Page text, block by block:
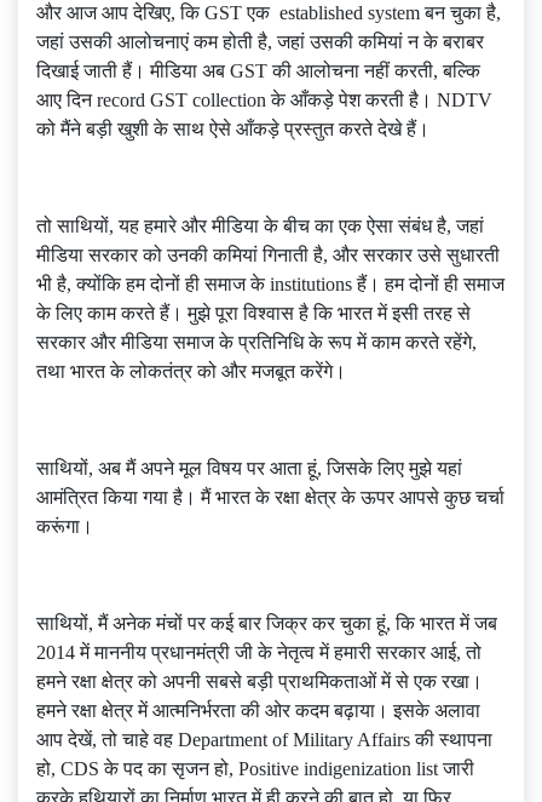
और आज आप देखिए, कि GST एक established system बन चुका है,
जहां उसकी आलोचनाएं कम होती है, जहां उसकी कमियां न के बराबर
दिखाई जाती हैं। मीडिया अब GST की आलोचना नहीं करती, बल्कि
आए दिन record GST collection के आँकड़े पेश करती है। NDTV
को मैंने बड़ी खुशी के साथ ऐसे आँकड़े प्रस्तुत करते देखे हैं।
तो साथियों, यह हमारे और मीडिया के बीच का एक ऐसा संबंध है, जहां
मीडिया सरकार को उनकी कमियां गिनाती है, और सरकार उसे सुधारती
भी है, क्योंकि हम दोनों ही समाज के institutions हैं। हम दोनों ही समाज
के लिए काम करते हैं। मुझे पूरा विश्वास है कि भारत में इसी तरह से
सरकार और मीडिया समाज के प्रतिनिधि के रूप में काम करते रहेंगे,
तथा भारत के लोकतंत्र को और मजबूत करेंगे।
साथियों, अब मैं अपने मूल विषय पर आता हूं, जिसके लिए मुझे यहां
आमंत्रित किया गया है। मैं भारत के रक्षा क्षेत्र के ऊपर आपसे कुछ चर्चा
करूंगा।
साथियों, मैं अनेक मंचों पर कई बार जिक्र कर चुका हूं, कि भारत में जब
2014 में माननीय प्रधानमंत्री जी के नेतृत्व में हमारी सरकार आई, तो
हमने रक्षा क्षेत्र को अपनी सबसे बड़ी प्राथमिकताओं में से एक रखा।
हमने रक्षा क्षेत्र में आत्मनिर्भरता की ओर कदम बढ़ाया। इसके अलावा
आप देखें, तो चाहे वह Department of Military Affairs की स्थापना
हो, CDS के पद का सृजन हो, Positive indigenization list जारी